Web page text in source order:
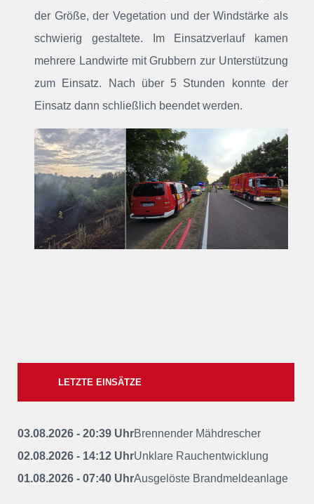
der Größe, der Vegetation und der Windstärke als
schwierig gestaltete. Im Einsatzverlauf kamen
mehrere Landwirte mit Grubbern zur Unterstützung
zum Einsatz. Nach über 5 Stunden konnte der
Einsatz dann schließlich beendet werden.
LETZTE EINSÄTZE
03.08.2026 - 20:39 UhrBrennender Mähdrescher
02.08.2026 - 14:12 UhrUnklare Rauchentwicklung
01.08.2026 - 07:40 UhrAusgelöste Brandmeldeanlage